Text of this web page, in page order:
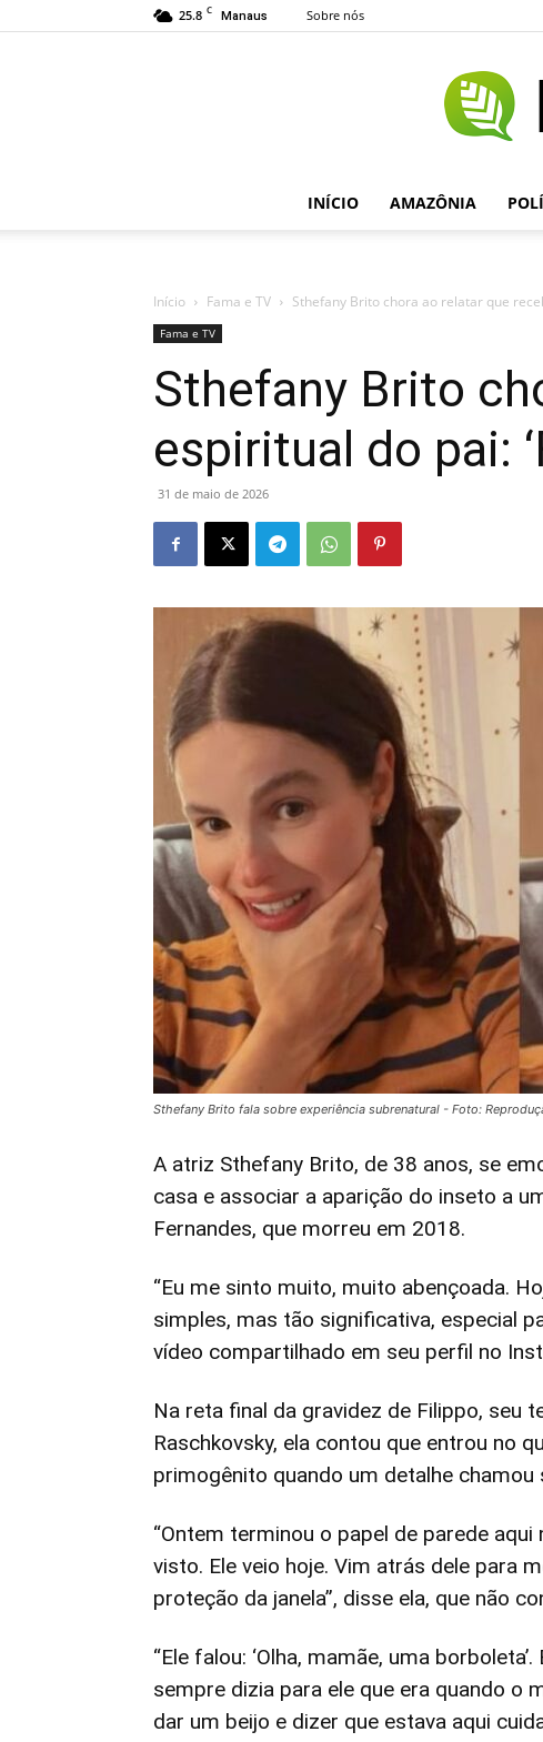
25.8 C Manaus Sobre nós
INÍCIO AMAZÔNIA
Início Fama e TV Sthefany Brito chora ao relatar que
Fama e TV
Sthefany Brito
espiritual do pai:
31 de maio de 2026
Sthefany Brito fala sobre experiência subrenatural - Foto:
A atriz Sthefany Brito, de 38 anos, se
casa e associar a aparição do inseto a
Fernandes, que morreu em 2018.
“Eu me sinto muito, muito abençoada.
simples, mas tão significativa, especial
vídeo compartilhado em seu perfil no
Na reta final da gravidez de Filippo, seu
Raschkovsky, ela contou que entrou no
primogênito quando um detalhe chamou
“Ontem terminou o papel de parede
visto. Ele veio hoje. Vim atrás dele para
proteção da janela”, disse ela, que não
“Ele falou: ‘Olha, mamãe, uma
sempre dizia para ele que era quando o
dar um beijo e dizer que estava aqui